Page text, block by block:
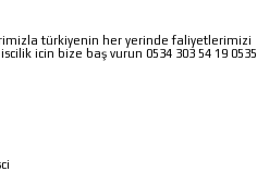
türkiyenin her yerinde faliyetlerimizi
icin bize baş vurun 0534 303 54 19 0535